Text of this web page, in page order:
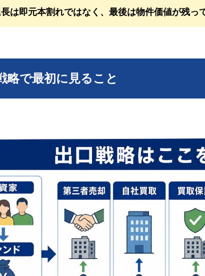
長は即元本割れではなく、最後は物件価値が残っ
略で最初に見ること